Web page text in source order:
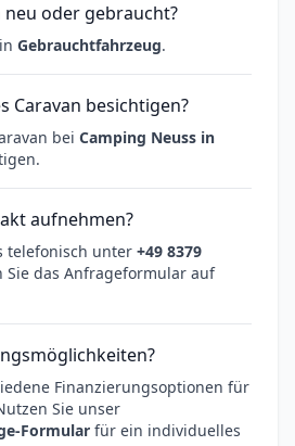
neu oder gebraucht?
Gebrauchtfahrzeug.
Caravan besichtigen?
bei Camping Neuss in
aufnehmen?
telefonisch unter +49 8379
Sie das Anfrageformular auf
Finanzierungsoptionen für
Sie unser
Formular für ein individuelles